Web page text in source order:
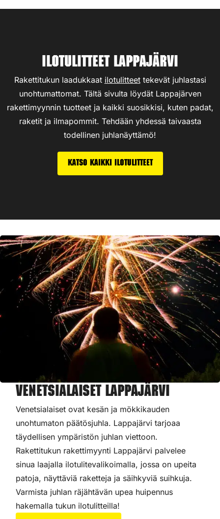
Ilotulitteet Lappajärvi
Rakettitukun laadukkaat ilotulitteettekevät juhlastasi
unohtumattomat. Tältä sivulta löydät Lappajärven
rakettimyynnin tuotteet ja kaikki suosikkisi, kuten padat,
raketit ja ilmapommit. Tehdään yhdessä taivaasta
todellinen juhlanäyttämö!
Katso kaikki ilotulitteet
Venetsialaiset Lappajärvi
Venetsialaiset ovat kesän ja mökkikauden
unohtumaton päätösjuhla. Lappajärvi tarjoaa
täydellisen ympäristön juhlan viettoon.
Rakettitukun rakettimyynti Lappajärvi palvelee
sinua laajalla ilotulitevalikoimalla, jossa on upeita
patoja, näyttäviä raketteja ja säihkyviä suihkuja.
Varmista juhlan räjähtävän upea huipennus
hakemalla tukun ilotulitteilla!